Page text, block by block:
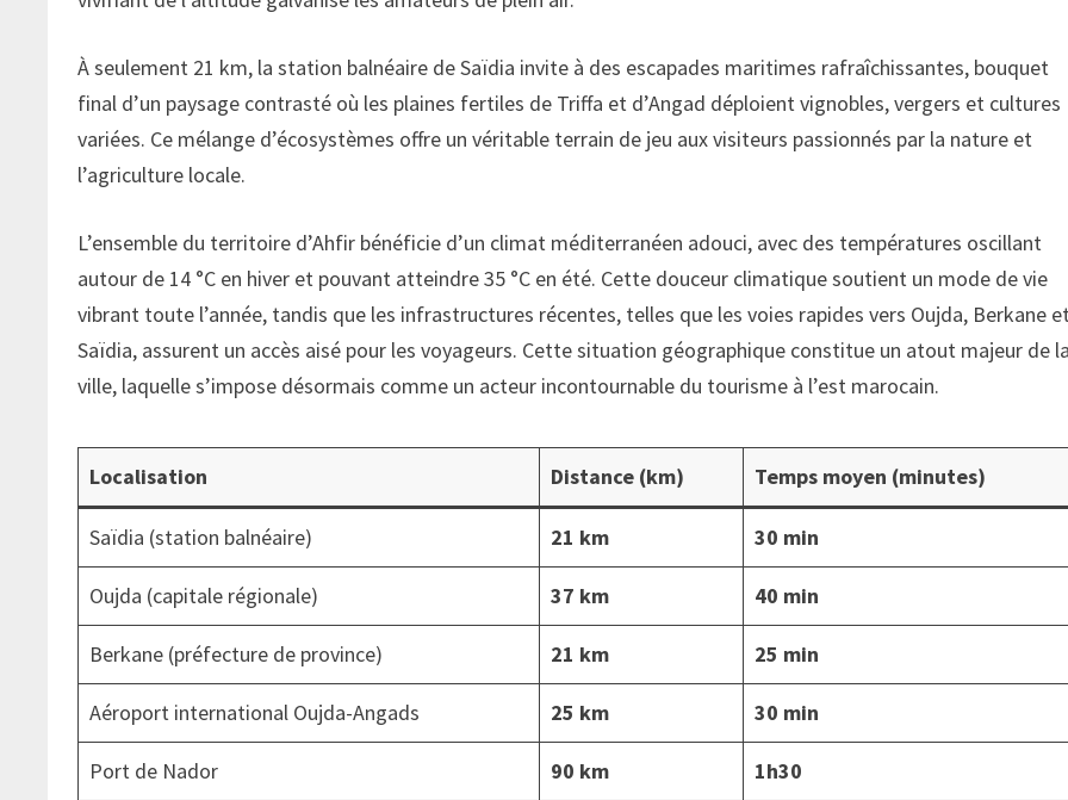
À seulement 21 km, la station balnéaire de Saïdia invite à des escapades maritimes rafraîchissantes, bouquet
final d’un paysage contrasté où les plaines fertiles de Triffa et d’Angad déploient vignobles, vergers et cultures
variées. Ce mélange d’écosystèmes offre un véritable terrain de jeu aux visiteurs passionnés par la nature et
l’agriculture locale.
L’ensemble du territoire d’Ahfir bénéficie d’un climat méditerranéen adouci, avec des températures oscillant
autour de 14 °C en hiver et pouvant atteindre 35 °C en été. Cette douceur climatique soutient un mode de vie
vibrant toute l’année, tandis que les infrastructures récentes, telles que les voies rapides vers Oujda, Berkane
Saïdia, assurent un accès aisé pour les voyageurs. Cette situation géographique constitue un atout majeur de
ville, laquelle s’impose désormais comme un acteur incontournable du tourisme à l’est marocain.
Localisation Distance (km) Temps moyen (minutes)
Saïdia (station balnéaire) 21 km 30 min
Oujda (capitale régionale) 37 km 40 min
Berkane (préfecture de province) 21 km 25 min
Aéroport international Oujda-Angads 25 km 30 min
Port de Nador 90 km 1h30